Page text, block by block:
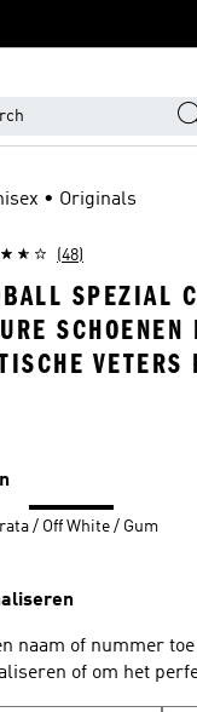
• Originals
(48)
SPEZIAL
SCHOENEN
VETERS
/ Off White / Gum
naam of nummer
of om het